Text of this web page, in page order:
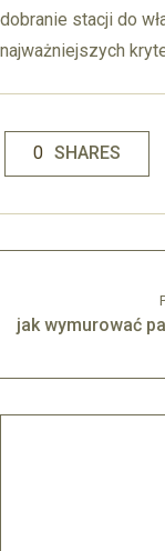
dobranie stacji do
najważniejszych
0 SHARES
jak wymurować